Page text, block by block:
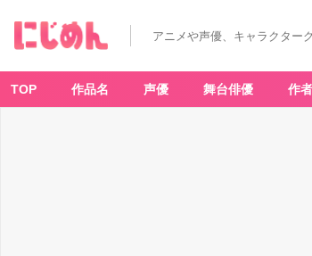
アニメや声優、キャラクター
TOP 作品名 声優 舞台俳優 作